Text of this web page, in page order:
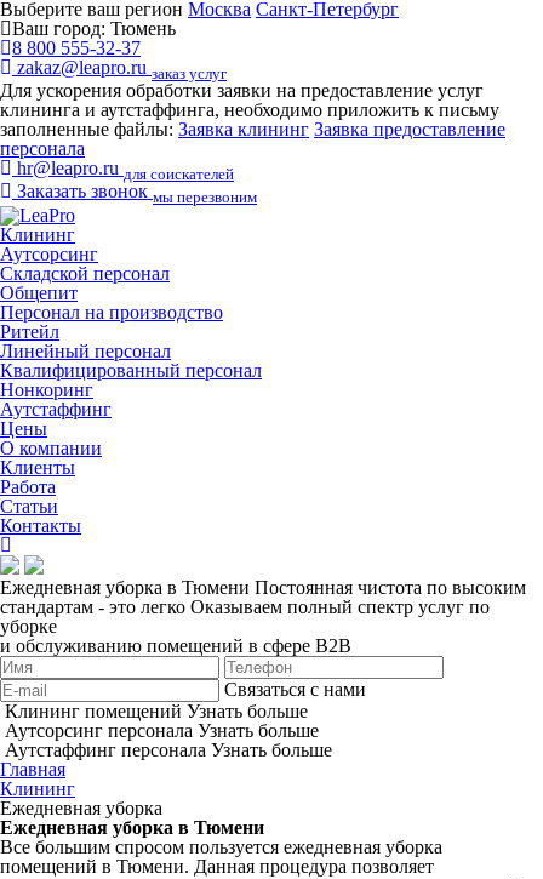
Выберите ваш регион Москва Санкт-Петербург
Ваш город: Тюмень
8 800 555-32-37
zakaz@leapro.ru заказ услуг
Для ускорения обработки заявки на предоставление услуг
клининга и аутстаффинга, необходимо приложить к письму
заполненные файлы: Заявка клининг Заявка предоставление
персонала
hr@leapro.ru для соискателей
Заказать звонок мы перезвоним
Клининг
Аутсорсинг
Складской персонал
Общепит
Персонал на производство
Ритейл
Линейный персонал
Квалифицированный персонал
Нонкоринг
Аутстаффинг
Цены
О компании
Клиенты
Работа
Статьи
Контакты
Ежедневная уборка в Тюмени Постоянная чистота по высоким
стандартам - это легко Оказываем полный спектр услуг по
уборке
и обслуживанию помещений в сфере B2B
Связаться с нами
Клининг помещений Узнать больше
Аутсорсинг персонала Узнать больше
Аутстаффинг персонала Узнать больше
Главная
Клининг
Ежедневная уборка
Ежедневная уборка в Тюмени
Все большим спросом пользуется ежедневная уборка
помещений в Тюмени. Данная процедура позволяет